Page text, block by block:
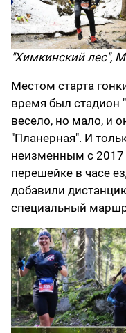
"Химкинский лес",
Местом старта
время был стадион
весело, но мало, и
"Планерная". И
неизменным с 2017
перешейке в часе
добавили
специальный